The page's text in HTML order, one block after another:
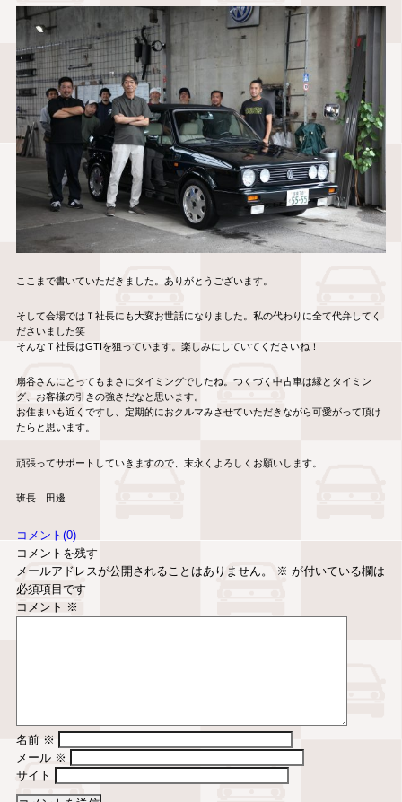
ここまで書いていただきました。ありがとうございます。
そして会場ではＴ社長にも大変お世話になりました。私の代わりに全て代弁してく
ださいました笑
そんなＴ社長はGTIを狙っています。楽しみにしていてくださいね！
扇谷さんにとってもまさにタイミングでしたね。つくづく中古車は縁とタイミン
グ、お客様の引きの強さだなと思います。
お住まいも近くですし、定期的におクルマみさせていただきながら可愛がって頂け
たらと思います。
頑張ってサポートしていきますので、末永くよろしくお願いします。
班長 田邊
コメント(0)
コメントを残す
メールアドレスが公開されることはありません。
※ が付いている欄は
必須項目です
コメント ※
名前 ※
メール ※
サイト